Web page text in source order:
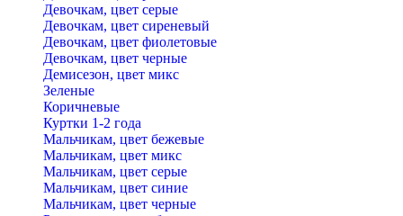
Девочкам, цвет серые
Девочкам, цвет сиреневый
Девочкам, цвет фиолетовые
Девочкам, цвет черные
Демисезон, цвет микс
Зеленые
Коричневые
Куртки 1-2 года
Мальчикам, цвет бежевые
Мальчикам, цвет микс
Мальчикам, цвет серые
Мальчикам, цвет синие
Мальчикам, цвет черные